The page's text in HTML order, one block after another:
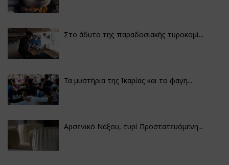
Στο άδυτο της παραδοσιακής τυροκομί...
Τα μυστήρια της Ικαρίας και το φαγη...
Αρσενικό Νάξου, τυρί Προστατευόμενη...